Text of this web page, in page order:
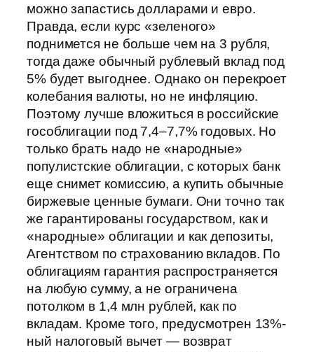
можно запастись долларами и евро.
Правда, если курс «зеленого»
поднимется не больше чем на 3 рубля,
тогда даже обычный рублевый вклад под
5% будет выгоднее. Однако он перекроет
колебания валюты, но не инфляцию.
Поэтому лучше вложиться в российские
гособлигации под 7,4–7,7% годовых. Но
только брать надо не «народные»
популистские облигации, с которых банк
еще снимет комиссию, а купить обычные
биржевые ценные бумаги. Они точно так
же гарантированы государством, как и
«народные» облигации и как депозиты,
Агентством по страхованию вкладов. По
облигациям гарантия распространяется
на любую сумму, а не ограничена
потолком в 1,4 млн рублей, как по
вкладам. Кроме того, предусмотрен 13%-
ный налоговый вычет — возврат